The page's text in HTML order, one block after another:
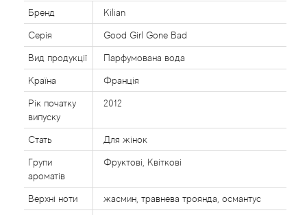
Бренд Kilian
Серія Good Girl Gone Bad
Вид продукції Парфумована вода
Країна Франція
Рік початку
випуску
2012
Стать Для жінок
Групи
ароматів
Фруктові, Квіткові
Верхні ноти жасмин, травнева троянда, османтус
Aedes de Venustas
Aerin Lauder
Affinessence
Afnan
Agatha Ruiz de la Prada
Agent Provocateur